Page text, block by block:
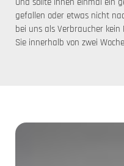
gefallen oder etwas nicht
bei uns als Verbraucher kein
Sie innerhalb von zwei